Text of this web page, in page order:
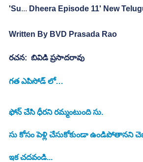
'Su... Dheera Episode 11' New
Written By BVD Prasada Rao
రచన:  బివిడి ప్రసాదరావు
గత ఎపిసోడ్ లో…
ఫోన్ చేసి ధీరని రమ్మంటుంది సు.
సు కోసం పెళ్లి చేసుకోకుండా ఉండిపోతానని
ఇక చదవండి...